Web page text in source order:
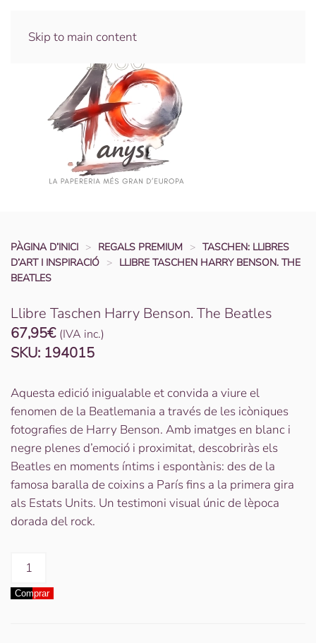
Skip to main content
PÀGINA D’INICI REGALS PREMIUM
TASCHEN: LLIBRES
D’ART I INSPIRACIÓ
LLIBRE TASCHEN HARRY BENSON. THE
BEATLES
Llibre Taschen Harry Benson. The Beatles
67,95€ (IVA inc.)
SKU: 194015
Aquesta edició inigualable et convida a viure el
fenomen de la Beatlemania a través de les icòniques
fotografies de Harry Benson. Amb imatges en blanc i
negre plenes d’emoció i proximitat, descobriràs els
Beatles en moments íntims i espontànis: des de la
famosa baralla de coixins a París fins a la primera gira
als Estats Units. Un testimoni visual únic de lèpoca
dorada del rock.
quantitat
Llibre
Comprar